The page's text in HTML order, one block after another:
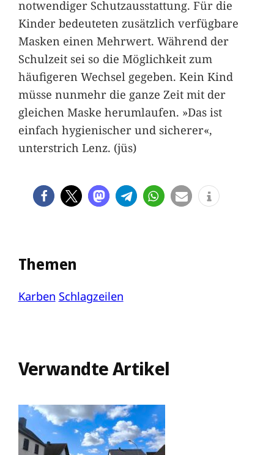
notwendiger Schutzausstattung. Für die
Kinder bedeuteten zusätzlich verfügbare
Masken einen Mehrwert. Während der
Schulzeit sei so die Möglichkeit zum
häufigeren Wechsel gegeben. Kein Kind
müsse nunmehr die ganze Zeit mit der
gleichen Maske herumlaufen. »Das ist
einfach hygienischer und sicherer«,
unterstrich Lenz. (jüs)
Themen
Karben Schlagzeilen
Verwandte Artikel